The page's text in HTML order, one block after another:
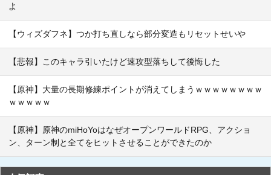
よ
【ウィズダフネ】つか打ち直しなら部分変造もリセットせいや
【悲報】このキャラ引いたけど速攻型落ちして後悔した
【原神】大量の長期修練ポイントが消えてしまうｗｗｗｗｗｗｗｗ
ｗｗｗｗｗ
【原神】原神のmiHoYoはなぜオープンワールドRPG、アクショ
ン、ターン制と全てをヒットさせることができたのか